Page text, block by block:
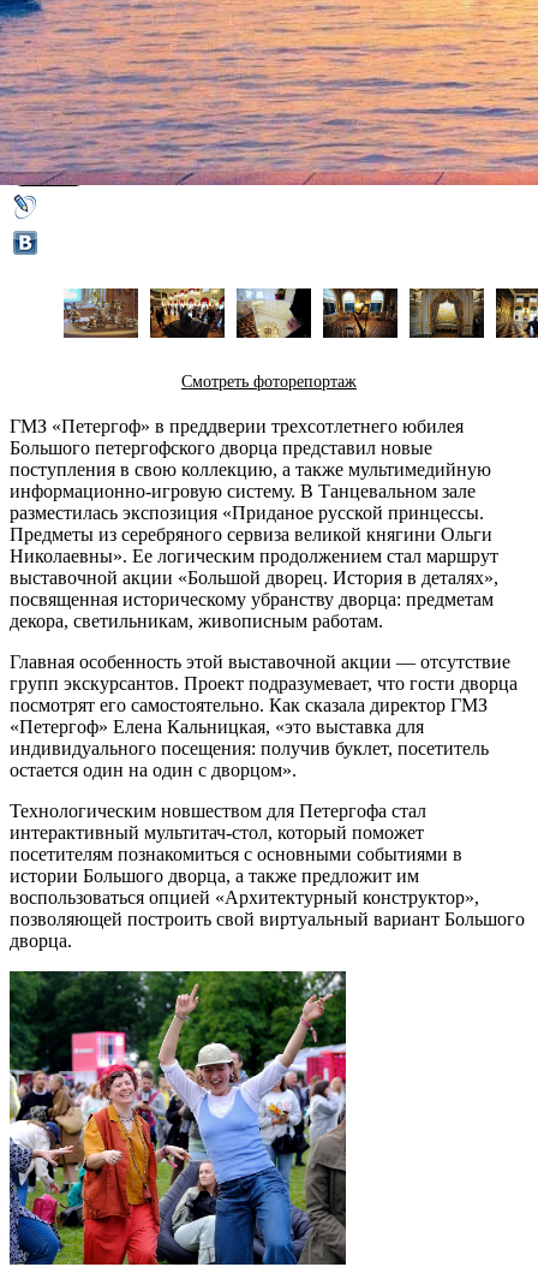
Петергоф готовится к
юбилею Большого дворца
16 февраля 2015,12:53 Версия для печати
Смотреть фоторепортаж
ГМЗ «Петергоф» в преддверии трехсотлетнего юбилея
Большого петергофского дворца представил новые
поступления в свою коллекцию, а также мультимедийную
информационно-игровую систему. В Танцевальном зале
разместилась экспозиция «Приданое русской принцессы.
Предметы из серебряного сервиза великой княгини Ольги
Николаевны». Ее логическим продолжением стал маршрут
выставочной акции «Большой дворец. История в деталях»,
посвященная историческому убранству дворца: предметам
декора, светильникам, живописным работам.
Главная особенность этой выставочной акции — отсутствие
групп экскурсантов. Проект подразумевает, что гости дворца
посмотрят его самостоятельно. Как сказала директор ГМЗ
«Петергоф» Елена Кальницкая, «это выставка для
индивидуального посещения: получив буклет, посетитель
остается один на один с дворцом».
Технологическим новшеством для Петергофа стал
интерактивный мультитач-стол, который поможет
посетителям познакомиться с основными событиями в
истории Большого дворца, а также предложит им
воспользоваться опцией «Архитектурный конструктор»,
позволяющей построить свой виртуальный вариант Большого
дворца.